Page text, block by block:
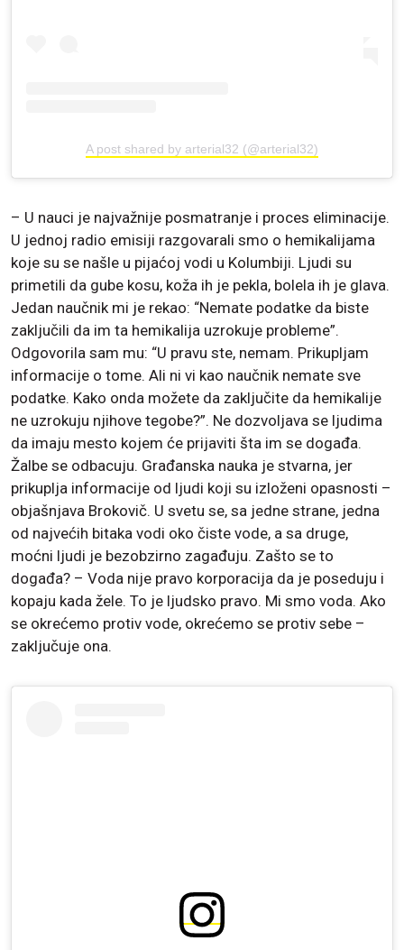
A post shared by arterial32 (@arterial32)
– U nauci je najvažnije posmatranje i proces eliminacije.
U jednoj radio emisiji razgovarali smo o hemikalijama
koje su se našle u pijaćoj vodi u Kolumbiji. Ljudi su
primetili da gube kosu, koža ih je pekla, bolela ih je glava.
Jedan naučnik mi je rekao: “Nemate podatke da biste
zaključili da im ta hemikalija uzrokuje probleme”.
Odgovorila sam mu: “U pravu ste, nemam. Prikupljam
informacije o tome. Ali ni vi kao naučnik nemate sve
podatke. Kako onda možete da zaključite da hemikalije
ne uzrokuju njihove tegobe?”. Ne dozvoljava se ljudima
da imaju mesto kojem će prijaviti šta im se događa.
Žalbe se odbacuju. Građanska nauka je stvarna, jer
prikuplja informacije od ljudi koji su izloženi opasnosti –
objašnjava Brokovič. U svetu se, sa jedne strane, jedna
od najvećih bitaka vodi oko čiste vode, a sa druge,
moćni ljudi je bezobzirno zagađuju. Zašto se to
događa? – Voda nije pravo korporacija da je poseduju i
kopaju kada žele. To je ljudsko pravo. Mi smo voda. Ako
se okrećemo protiv vode, okrećemo se protiv sebe –
zaključuje ona.